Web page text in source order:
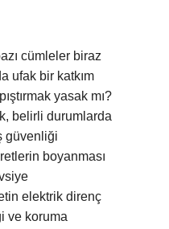
cümleler biraz
ufak bir katkım
yasak mı?
belirli durumlarda
güvenliği
boyanması
elektrik direnç
ve koruma